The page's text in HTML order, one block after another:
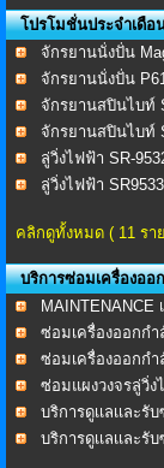
โปรโมชั่นประจำเดือ
จักรยานนั่งปั่น
จักรยานนั่งปั่น
จักรยานสปินไบท์
จักรยานสปินไบท์
ลู่วิ่งไฟฟ้า SR-
ลู่วิ่งไฟฟ้า SR9533
คลิกดูทั้งหมด ( 11 รา
บริการซ่อมเครื่องออ
MAINTENANCE
ออก...ซ่อมเครื่องออกกำ
ซ่อมเครื่องออกกำ
ซ่อมแผงวงจรลู่วิ่ง
บริการดูเเลเเละรั
บริการดูเเลเเละรั